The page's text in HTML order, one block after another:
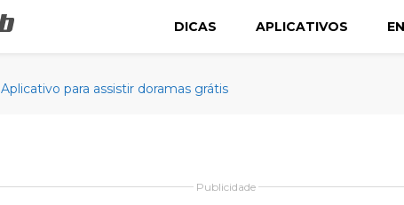
DICAS APLICATIVOS
Aplicativo para assistir doramas grátis
Publicidade